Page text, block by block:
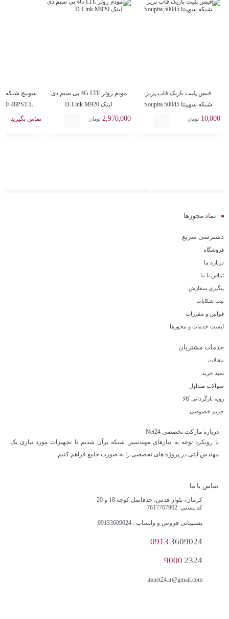
فیس پلیت باریک قاب پریز
شبکه سوپیتا 50045 Soupita
10,000 تومان
مودم روتر 4G LTE بی سیم دی
لینک D-Link M920
2,970,000 تومان
48PST-L
تماس بگیرید
نماد مجوزها
دسترسی سریع
فروشگاه
درباره ما
تماس با ما
پیگیری سفارش
ثبت شکایات
قوانین و مقررات
لیست خدمات و مجوزها
خدمات مشتریان
مقالات
سبد خرید
سوالات متداول
رویه بازگردانی کالا
حریم خصوصی
درباره مارکت تخصصی Net24
با رویکرد توجه به نیازهای مهندسین شبکه برآن شدیم تا تجهیزات مورد نیازی یک
مهندس آیتی در پروژه های تخصصی را به صورت جامع فراهم کنیم.
تماس با ما
کرمان، بلوار قدس، حدفاصل کوچه 18 و 20
کد پستی: 7617767962
پشتیبانی فروش و واتساپ : 09133609024
0913 3609024
9000 2324
iranet24.ir@gmail.com